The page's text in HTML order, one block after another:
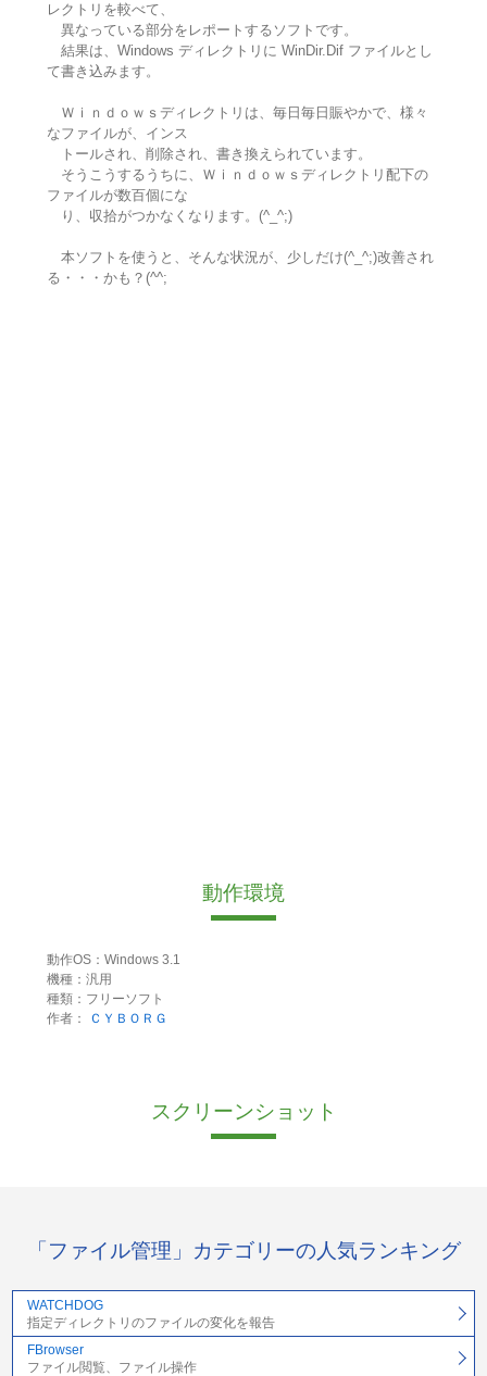
レクトリを較べて、
異なっている部分をレポートするソフトです。
結果は、Windows ディレクトリに WinDir.Dif ファイルとし
て書き込みます。
Ｗｉｎｄｏｗｓディレクトリは、毎日毎日賑やかで、様々
なファイルが、インス
トールされ、削除され、書き換えられています。
そうこうするうちに、Ｗｉｎｄｏｗｓディレクトリ配下の
ファイルが数百個にな
り、収拾がつかなくなります。(^_^;)
本ソフトを使うと、そんな状況が、少しだけ(^_^;)改善され
る・・・かも？(^^;
動作環境
動作OS：Windows 3.1
機種：汎用
種類：フリーソフト
作者：
ＣＹＢＯＲＧ
スクリーンショット
「ファイル管理」カテゴリーの人気ランキング
WATCHDOG
指定ディレクトリのファイルの変化を報告
FBrowser
ファイル閲覧、ファイル操作